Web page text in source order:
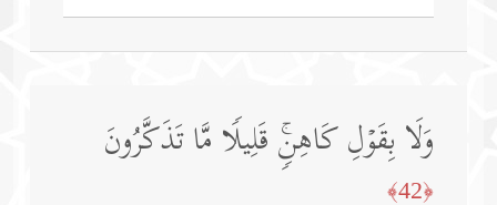
وَلَا بِقَوۡلِ كَاهِنࣲۚ قَلِیلࣰا مَّا تَذَكَّرُونَ
﴿42﴾